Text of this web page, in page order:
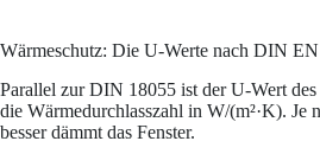
Wärmeschutz: Die U-Werte nach DIN
Parallel zur DIN 18055 ist der U-Wert
die Wärmedurchlasszahl in W/(m²·K). Je
besser dämmt das Fenster.